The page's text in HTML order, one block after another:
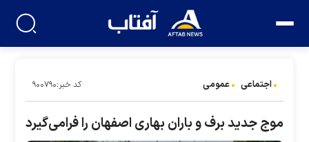
اجتماعی عمومی کد خبر:۹۰۰۷۹۰
موج جدید برف و باران بهاری اصفهان را فرامی‌گیرد